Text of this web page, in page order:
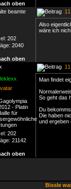
oben
beamte
202
2040
Also
wäre ich
oben
202
21142
Man findet
So geht das
Du
Die haben
und ergeben
oben
Bissle